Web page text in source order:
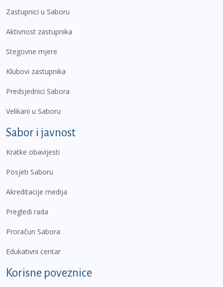
Zastupnici u Saboru
Aktivnost zastupnika
Stegovne mjere
Klubovi zastupnika
Predsjednici Sabora
Velikani u Saboru
Sabor i javnost
Kratke obavijesti
Posjeti Saboru
Akreditacije medija
Pregledi rada
Proračun Sabora
Edukativni centar
Korisne poveznice